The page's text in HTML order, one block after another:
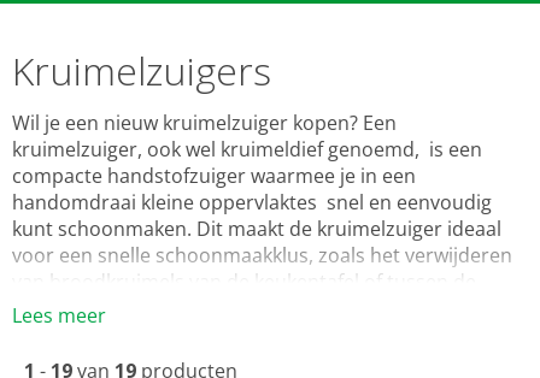
Kruimelzuigers
Wil je een nieuw kruimelzuiger kopen? Een
kruimelzuiger, ook wel kruimeldief genoemd, is een
compacte handstofzuiger waarmee je in een
handomdraai kleine oppervlaktes snel en eenvoudig
kunt schoonmaken. Dit maakt de kruimelzuiger ideaal
voor een snelle schoonmaakklus, zoals het verwijderen
van broodkruimels van de keukentafel of tussen de
naden uit je bankstel. Doordat een kruimelzuiger
waar een normale stofzuiger niet komt. Het opgezogen
Lees meer
1 - 19van 19 producten